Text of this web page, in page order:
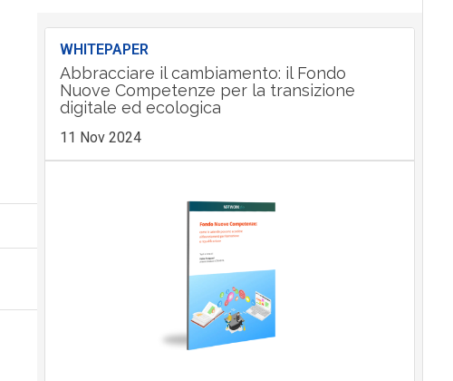
WHITEPAPER
Abbracciare il cambiamento: il Fondo
Nuove Competenze per la transizione
digitale ed ecologica
11 Nov 2024